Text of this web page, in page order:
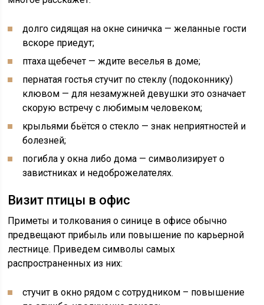
долго сидящая на окне синичка — желанные гости
вскоре приедут;
птаха щебечет — ждите веселья в доме;
пернатая гостья стучит по стеклу (подоконнику)
клювом — для незамужней девушки это означает
скорую встречу с любимым человеком;
крыльями бьётся о стекло — знак неприятностей и
болезней;
погибла у окна либо дома — символизирует о
завистниках и недоброжелателях.
Визит птицы в офис
Приметы и толкования о синице в офисе обычно
предвещают прибыль или повышение по карьерной
лестнице. Приведем символы самых
распространенных из них:
стучит в окно рядом с сотрудником – повышение